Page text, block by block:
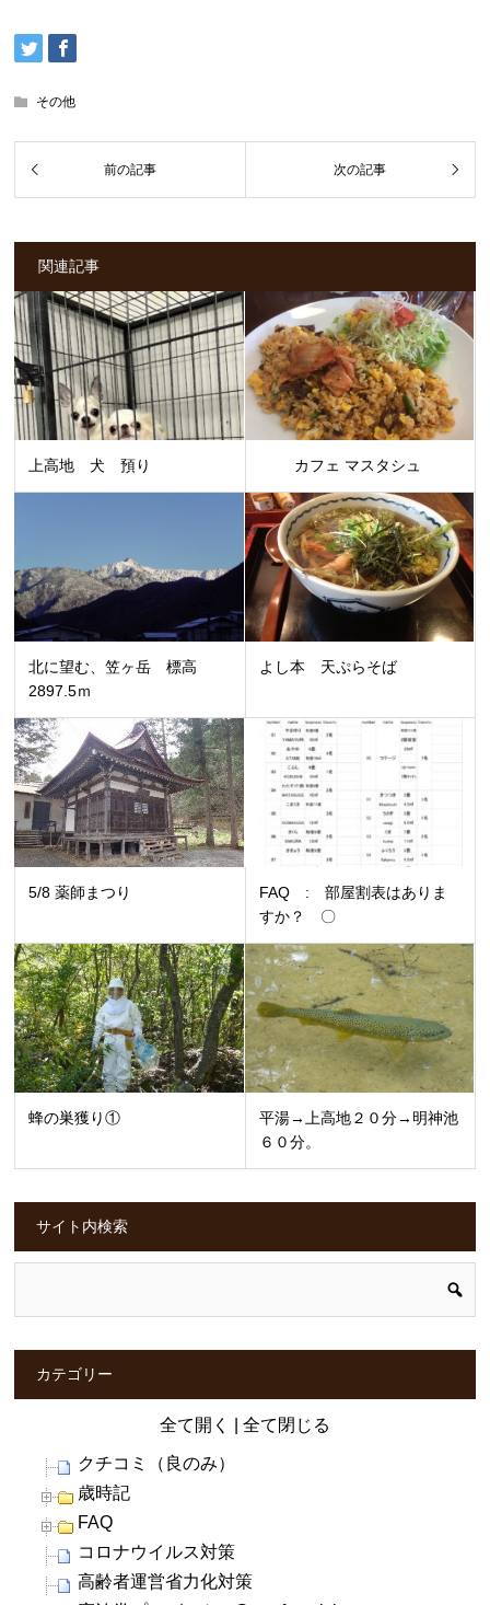
その他
関連記事
上高地 犬 預り カフェ マスタシュ
北に望む、笠ヶ岳 標高
2897.5ｍ
よし本 天ぷらそば
5/8 薬師まつり
FAQ : 部屋割表はありま
すか？ 〇
蜂の巣獲り①
平湯→上高地２０分→明神池
６０分。
サイト内検索
カテゴリー
全て開く 全て閉じる
クチコミ（良のみ）
歳時記
FAQ
コロナウイルス対策
高齢者運営省力化対策